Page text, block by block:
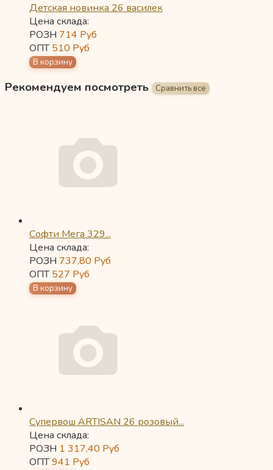
Детская новинка 26 василек
Цена склада:
РОЗН 714 Руб
ОПТ510 Руб
Рекомендуем посмотреть
Софти Мега 329...
Цена склада:
РОЗН 737,80 Руб
ОПТ527 Руб
Супервош ARTISAN 26 розовый...
Цена склада:
РОЗН 1 317,40 Руб
ОПТ941 Руб